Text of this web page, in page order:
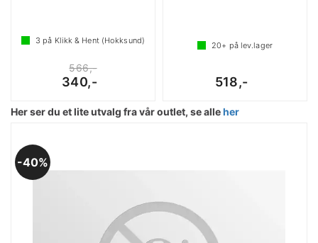
3 på Klikk & Hent (Hokksund)
566,-
340,-
20+ på lev.lager
518,-
Her ser du et lite utvalg fra vår outlet, se alleher
40%